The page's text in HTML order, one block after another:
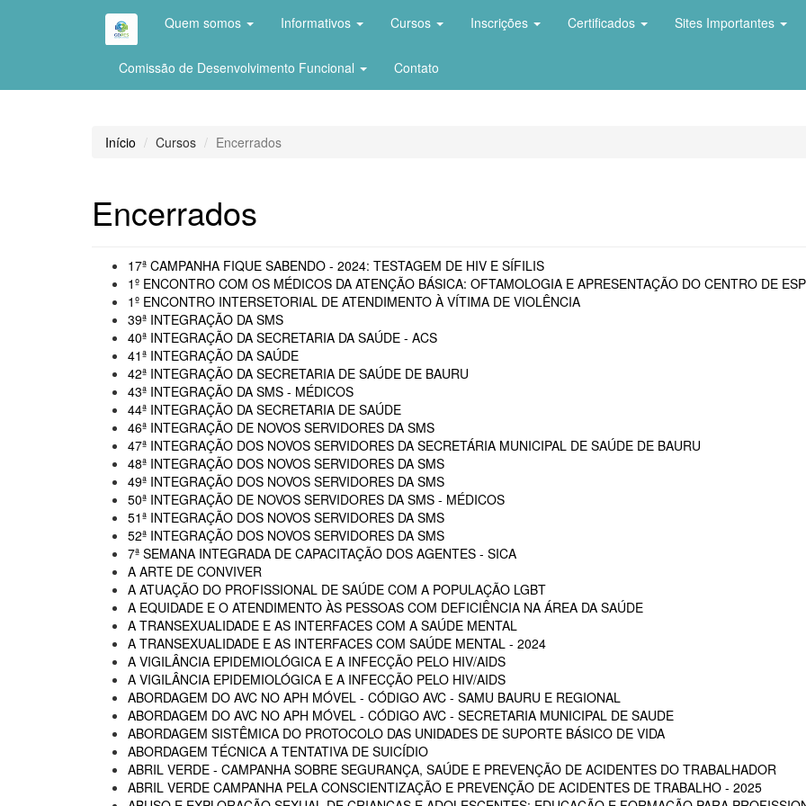
Quem somos Informativos Cursos Inscrições Certificados Sites Importantes
Comissão de Desenvolvimento Funcional Contato
Início Cursos Encerrados
Encerrados
17ª CAMPANHA FIQUE SABENDO - 2024: TESTAGEM DE HIV E SÍFILIS
1º ENCONTRO COM OS MÉDICOS DA ATENÇÃO BÁSICA: OFTAMOLOGIA E APRESENTAÇÃO DO CENTRO DE
1º ENCONTRO INTERSETORIAL DE ATENDIMENTO À VÍTIMA DE VIOLÊNCIA
39ª INTEGRAÇÃO DA SMS
40ª INTEGRAÇÃO DA SECRETARIA DA SAÚDE - ACS
41ª INTEGRAÇÃO DA SAÚDE
42ª INTEGRAÇÃO DA SECRETARIA DE SAÚDE DE BAURU
43ª INTEGRAÇÃO DA SMS - MÉDICOS
44ª INTEGRAÇÃO DA SECRETARIA DE SAÚDE
46ª INTEGRAÇÃO DE NOVOS SERVIDORES DA SMS
47ª INTEGRAÇÃO DOS NOVOS SERVIDORES DA SECRETÁRIA MUNICIPAL DE SAÚDE DE BAURU
48ª INTEGRAÇÃO DOS NOVOS SERVIDORES DA SMS
49ª INTEGRAÇÃO DOS NOVOS SERVIDORES DA SMS
50ª INTEGRAÇÃO DE NOVOS SERVIDORES DA SMS - MÉDICOS
51ª INTEGRAÇÃO DOS NOVOS SERVIDORES DA SMS
52ª INTEGRAÇÃO DOS NOVOS SERVIDORES DA SMS
7ª SEMANA INTEGRADA DE CAPACITAÇÃO DOS AGENTES - SICA
A ARTE DE CONVIVER
A ATUAÇÃO DO PROFISSIONAL DE SAÚDE COM A POPULAÇÃO LGBT
A EQUIDADE E O ATENDIMENTO ÀS PESSOAS COM DEFICIÊNCIA NA ÁREA DA SAÚDE
A TRANSEXUALIDADE E AS INTERFACES COM A SAÚDE MENTAL
A TRANSEXUALIDADE E AS INTERFACES COM SAÚDE MENTAL - 2024
A VIGILÂNCIA EPIDEMIOLÓGICA E A INFECÇÃO PELO HIV/AIDS
A VIGILÂNCIA EPIDEMIOLÓGICA E A INFECÇÃO PELO HIV/AIDS
ABORDAGEM DO AVC NO APH MÓVEL - CÓDIGO AVC - SAMU BAURU E REGIONAL
ABORDAGEM DO AVC NO APH MÓVEL - CÓDIGO AVC - SECRETARIA MUNICIPAL DE SAUDE
ABORDAGEM SISTÊMICA DO PROTOCOLO DAS UNIDADES DE SUPORTE BÁSICO DE VIDA
ABORDAGEM TÉCNICA A TENTATIVA DE SUICÍDIO
ABRIL VERDE - CAMPANHA SOBRE SEGURANÇA, SAÚDE E PREVENÇÃO DE ACIDENTES DO TRABALHADOR
ABRIL VERDE CAMPANHA PELA CONSCIENTIZAÇÃO E PREVENÇÃO DE ACIDENTES DE TRABALHO - 2025